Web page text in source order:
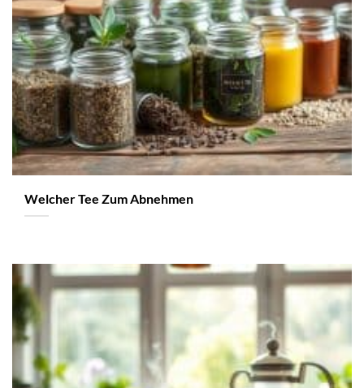
Welcher Tee Zum Abnehmen